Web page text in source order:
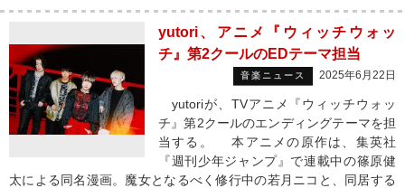
yutori、アニメ『ウィッチウォッ
チ』第2クールのEDテーマ担当
音楽ニュース 2025年6月22日
yutoriが、TVアニメ『ウィッチウォッ
チ』第2クールのエンディングテーマを担
当する。 本アニメの原作は、集英社
『週刊少年ジャンプ』で連載中の篠原健
太による同名漫画。魔女となるべく修行中の若月ニコと、同居する